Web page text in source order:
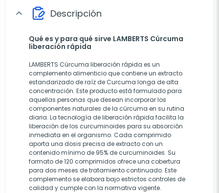
expand_more Descripción
Qué es y para qué sirve LAMBERTS Cúrcuma
liberación rápida
LAMBERTS Cúrcuma liberación rápida es un
complemento alimenticio que contiene un extracto
estandarizado de raíz de Curcuma longa de alta
concentración. Este producto está formulado para
aquellas personas que desean incorporar los
componentes naturales de la cúrcuma en su rutina
diaria. La tecnología de liberación rápida facilita la
liberación de los curcuminoides para su absorción
inmediata en el organismo. Cada comprimido
aporta una dosis precisa de extracto con un
contenido mínimo de 95% de curcuminoides. Su
formato de 120 comprimidos ofrece una cobertura
para dos meses de tratamiento continuado. Este
complemento se elabora bajo estrictos controles de
calidad y cumple con la normativa vigente.